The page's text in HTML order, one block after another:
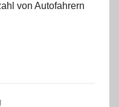
von Autofahrern